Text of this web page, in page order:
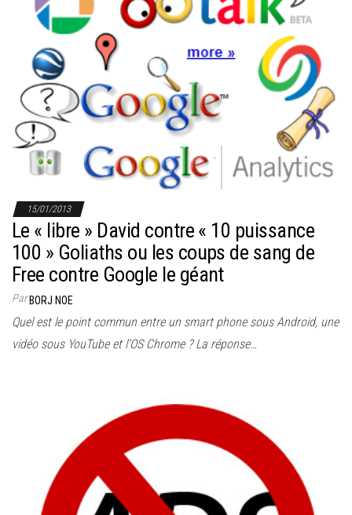
15/01/2013
Le « libre » David contre « 10 puissance
100 » Goliaths ou les coups de sang de
Free contre Google le géant
ParBORJ NOE
Quel est le point commun entre un smart phone sous Android, une
vidéo sous YouTube et l’OS Chrome ? La réponse…